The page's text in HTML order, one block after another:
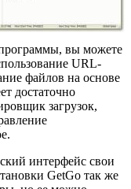
вы можете
URL-
файлов на основе
достаточно
загрузок,
интерфейс свои
GetGo так же